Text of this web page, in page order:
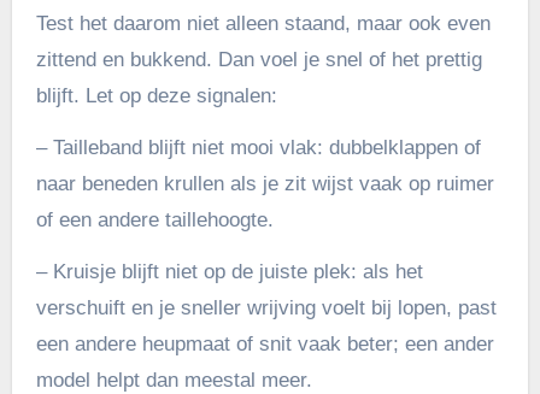
Test het daarom niet alleen staand, maar ook even
zittend en bukkend. Dan voel je snel of het prettig
blijft. Let op deze signalen:
– Tailleband blijft niet mooi vlak: dubbelklappen of
naar beneden krullen als je zit wijst vaak op ruimer
of een andere taillehoogte.
– Kruisje blijft niet op de juiste plek: als het
verschuift en je sneller wrijving voelt bij lopen, past
een andere heupmaat of snit vaak beter; een ander
model helpt dan meestal meer.